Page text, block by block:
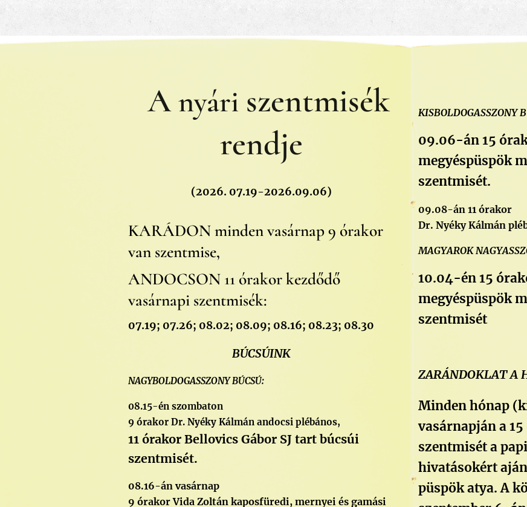
A nyári szentmisék
rendje
(2026. 07.19-2026.09.06)
KARÁDONminden vasárnap 9 órakor
van szentmise,
ANDOCSON 11 órakorkezdődő
vasárnapi szentmisék:
07.19; 07.26; 08.02; 08.09; 08.16; 08.23; 08.30
BÚCSÚINK
NAGYBOLDOGASSZONY BÚCSÚ:
08.15-én szombaton
9 órakor Dr. Nyéky Kálmán andocsi plébános,
11 órakor Bellovics Gábor SJ tart búcsúi
szentmisét.
08.16-án vasárnap
9 órakor Vida Zoltán kaposfüredi, mernyei és gamási
KISBOLDOGASSZONY
09.06-án 15
megyéspüspök
szentmisét.
09.08-án 11 órakor
Dr. Nyéky Kálmán
MAGYAROK
10.04-én 15
megyéspüspök
szentmisét
ZARÁNDOKLAT A
Minden hónap
vasárnapján a
szentmisét a
hivatásokért
püspök atya. A